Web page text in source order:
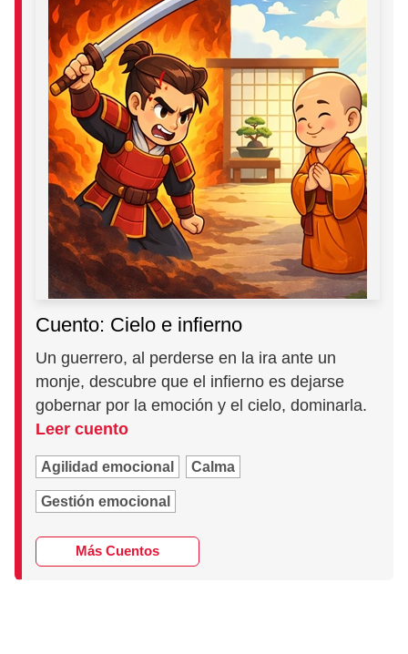
Cuento: Cielo e infierno
Un guerrero, al perderse en la ira ante un
monje, descubre que el infierno es dejarse
gobernar por la emoción y el cielo, dominarla.
Leer cuento
Agilidad emocional Calma
Gestión emocional
Más Cuentos